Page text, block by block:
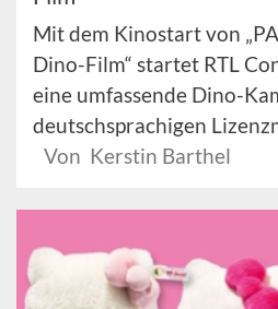
Mit dem Kinostart von
Dino-Film“ startet RTL
eine umfassende Dino-
deutschsprachigen
Von Kerstin Barthel